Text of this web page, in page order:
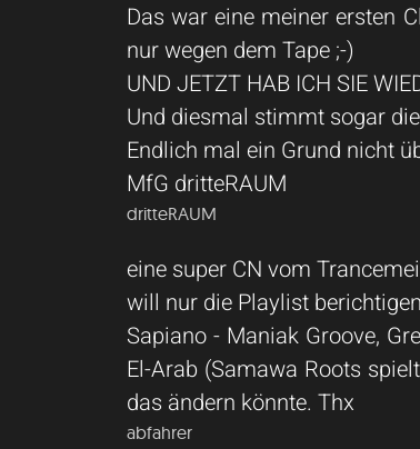
Das war eine meiner ersten
nur wegen dem Tape ;-)
UND JETZT HAB ICH SIE
Und diesmal stimmt sogar
Endlich mal ein Grund nicht
MfG dritteRAUM
dritteRAUM
eine super CN vom
will nur die Playlist
Sapiano - Maniak Groove,
El-Arab (Samawa Roots
das ändern könnte. Thx
abfahrer